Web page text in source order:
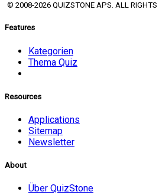
© 2008-2026 QUIZSTONE APS. ALL RIGHTS
Features
Kategorien
Thema Quiz
Resources
Applications
Sitemap
Newsletter
About
Über QuizStone